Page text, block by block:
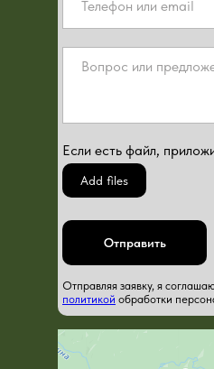
Если есть файл,
Add files
Отправить
Отправляя заявку, я
политикой обработки